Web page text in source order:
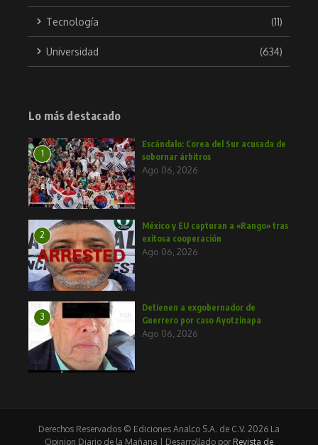
Tecnología (11)
Universidad (634)
Lo más destacado
1
Escándalo: Corea del Sur acusada de
sobornar árbitros
Ago 06, 2026
2
México y EU capturan a «Rango» tras
exitosa cooperación
Ago 06, 2026
3
Detienen a exgobernador de
Guerrero por caso Ayotzinapa
Ago 06, 2026
Derechos Reservados © Ediciones Analco S.A. de C.V. 2026 La
Opinion Diario de la Mañana | Desarrollado por Revista de